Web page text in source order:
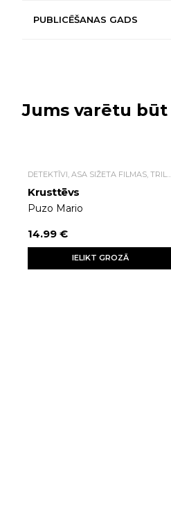
PUBLICĒŠANAS GADS
Jums varētu
Krusttēvs
Puzo Mario
14.99 €
IELIKT GROZĀ